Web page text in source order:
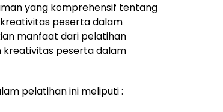
yang komprehensif tentang
peserta dalam
manfaat dari pelatihan
peserta dalam
pelatihan ini meliputi :